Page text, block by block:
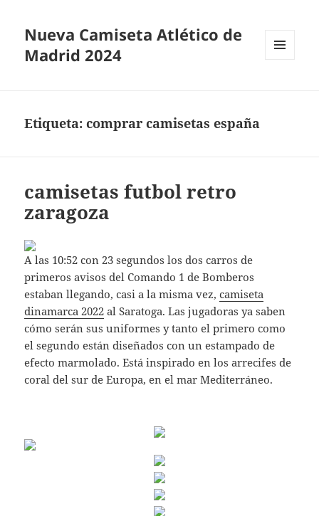
Nueva Camiseta Atlético de
Madrid 2024
Etiqueta:comprar camisetas españa
camisetas futbol retro
zaragoza
A las 10:52 con 23 segundos los dos carros de
primeros avisos del Comando 1 de Bomberos
estaban llegando, casi a la misma vez,camiseta
dinamarca 2022 al Saratoga. Las jugadoras ya saben
cómo serán sus uniformes y tanto el primero como
el segundo están diseñados con un estampado de
efecto marmolado. Está inspirado en los arrecifes de
coral del sur de Europa, en el mar Mediterráneo.